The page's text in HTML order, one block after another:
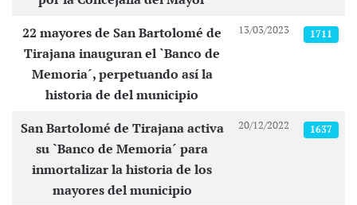
22 mayores de San Bartolomé de
Tirajana inauguran el `Banco de
Memoria´, perpetuando así la
historia de del municipio
13/03/2023 1711
San Bartolomé de Tirajana activa
su `Banco de Memoria´ para
inmortalizar la historia de los
mayores del municipio
20/12/2022 1637